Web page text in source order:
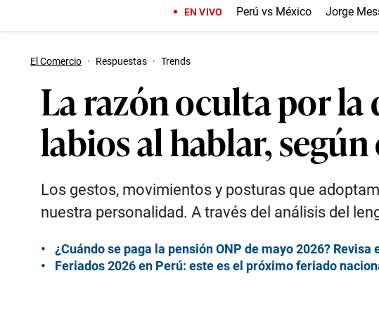
EN VIVO Perú vs México Jorge
El Comercio · Respuestas · Trends
La razón oculta por la
labios al hablar,
Los gestos, movimientos y posturas que
nuestra personalidad. A través del análisis del
¿Cuándo se paga la pensión ONP de mayo 2026?
Feriados 2026 en Perú: este es el próximo feriado